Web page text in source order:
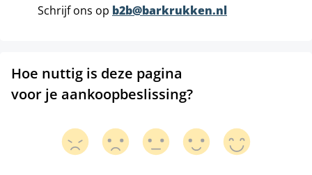
Schrijf ons op b2b@barkrukken.nl
Hoe nuttig is deze pagina
voor je aankoopbeslissing?